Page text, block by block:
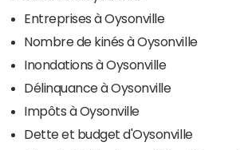
Entreprises à Oysonville
Nombre de kinés à Oysonville
Inondations à Oysonville
Délinquance à Oysonville
Impôts à Oysonville
Dette et budget d'Oysonville